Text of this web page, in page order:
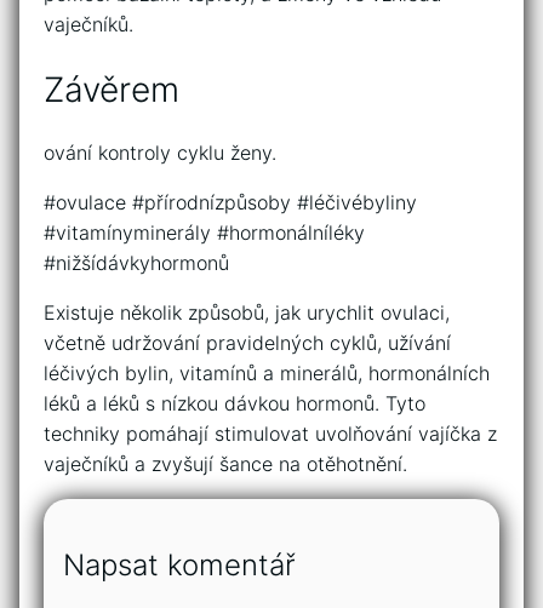
vaječníků.
Závěrem
ování kontroly cyklu ženy.
#ovulace #přírodnízpůsoby #léčivébyliny
#vitamínyminerály #hormonálníléky
#nižšídávkyhormonů
Existuje několik způsobů, jak urychlit ovulaci,
včetně udržování pravidelných cyklů, užívání
léčivých bylin, vitamínů a minerálů, hormonálních
léků a léků s nízkou dávkou hormonů. Tyto
techniky pomáhají stimulovat uvolňování vajíčka z
vaječníků a zvyšují šance na otěhotnění.
Napsat komentář